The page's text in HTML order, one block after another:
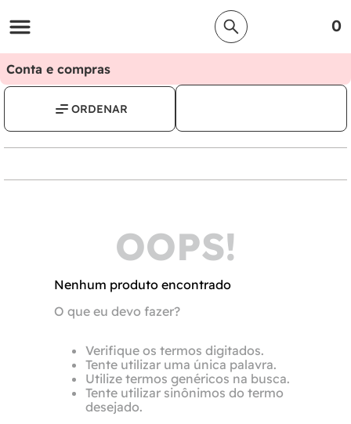
0
Conta e compras
OOPS!
Nenhum produto encontrado
O que eu devo fazer?
Verifique os termos digitados.
Tente utilizar uma única palavra.
Utilize termos genéricos na busca.
Tente utilizar sinônimos do termo
desejado.